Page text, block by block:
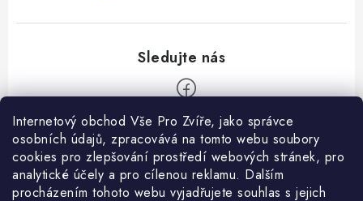
Internetový obchod Vše Pro Zvíře, jako správce
osobních údajů, zpracovává na tomto webu soubory
cookies pro zlepšování prostředí webových stránek, pro
analytické účely a pro cílenou reklamu. Dalším
procházením tohoto webu vyjadřujete souhlas s jejich
Informace pro Vás